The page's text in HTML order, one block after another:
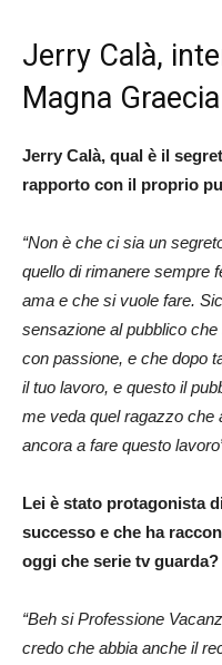
Jerry Calà,
Magna
Jerry Calà, qual è il
rapporto con il proprio
“Non è che ci sia un
quello di rimanere sempre
ama e che si vuole fare.
sensazione al pubblico
con passione, e che dopo
il tuo lavoro, e questo il
me veda quel ragazzo che
ancora a fare questo
Lei è stato protagonista
successo e che ha
oggi che serie tv guarda?
“Beh si Professione
credo che abbia anche il